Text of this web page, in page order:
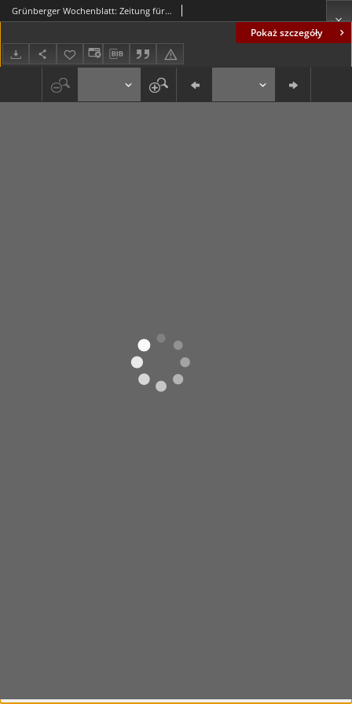
Pokaż szczegóły
Grünberger Wochenblatt: Zeitung für Stadt und Land, No. 136. ( 13. Juni 1930 )